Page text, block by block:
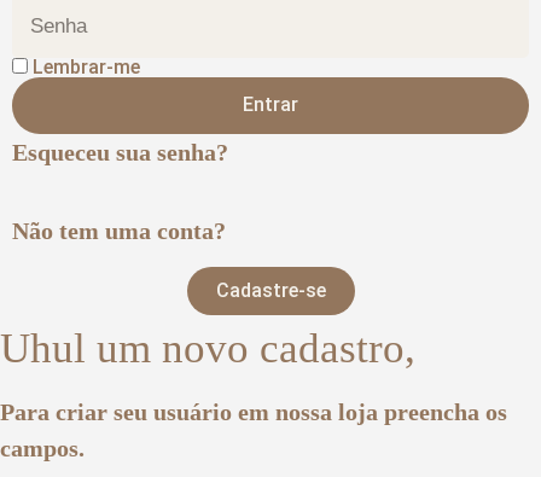
Lembrar-me
Entrar
Esqueceu sua senha?
Não tem uma conta?
Cadastre-se
Uhul um novo cadastro,
Para criar seu usuário em nossa loja preencha os
campos.